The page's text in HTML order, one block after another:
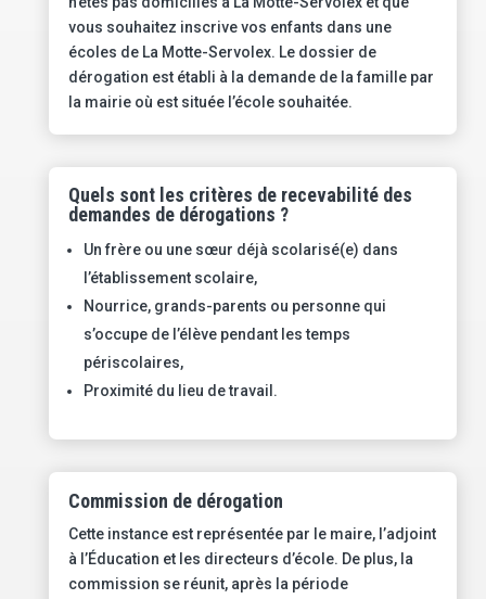
vous souhaitez inscrive vos enfants dans une
écoles de La Motte-Servolex. Le dossier de
dérogation est établi à la demande de la famille par
la mairie où est située l’école souhaitée.
Quels sont les critères de recevabilité des
demandes de dérogations ?
Un frère ou une sœur déjà scolarisé(e) dans
l’établissement scolaire,
Nourrice, grands-parents ou personne qui
s’occupe de l’élève pendant les temps
périscolaires,
Proximité du lieu de travail.
Commission de dérogation
Cette instance est représentée par le maire, l’adjoint
à l’Éducation et les directeurs d’école. De plus, la
commission se réunit, après la période